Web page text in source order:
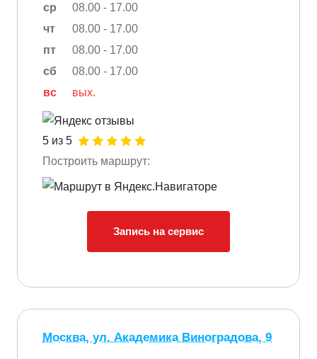
ср
08.00 - 17.00
чт
08.00 - 17.00
пт
08.00 - 17.00
сб
08.00 - 17.00
вс
вых.
5 из 5
Построить маршрут:
Запись на сервис
Москва, ул. Академика Виноградова, 9